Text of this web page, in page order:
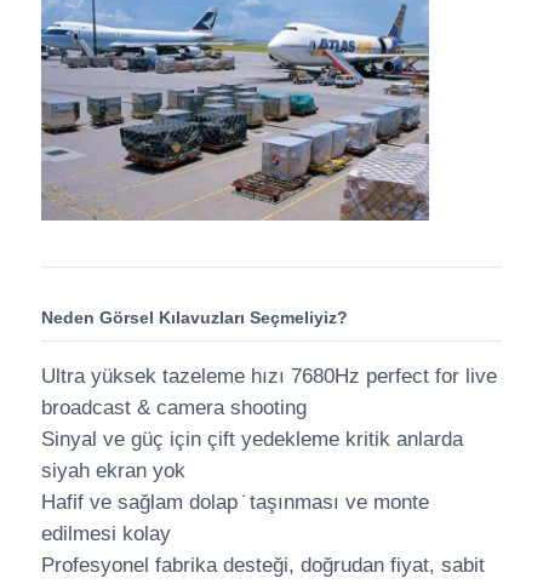
Neden Görsel Kılavuzları Seçmeliyiz?
Ultra yüksek tazeleme hızı 7680Hz perfect for live
broadcast & camera shooting
Sinyal ve güç için çift yedekleme kritik anlarda
siyah ekran yok
Hafif ve sağlam dolap ̇ taşınması ve monte
edilmesi kolay
Profesyonel fabrika desteği, doğrudan fiyat, sabit